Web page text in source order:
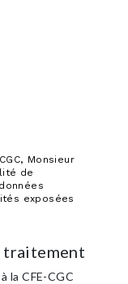
Monsieur
de
exposées
traitement
la CFE-CGC